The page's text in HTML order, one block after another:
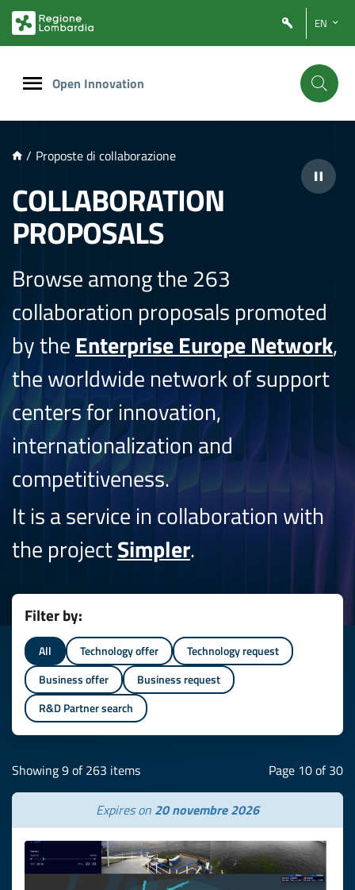
PRINCIPALE
EN
Open Innovation
/ Proposte di collaborazione
COLLABORATION
PROPOSALS
Browse among the 263
collaboration proposals promoted
by the Enterprise Europe Network,
the worldwide network of support
centers for innovation,
internationalization and
competitiveness.
It is a service in collaboration with
the projectSimpler.
Filter by:
All Technology offer
Technology request
Business offer
Business request
R&D Partner search
Showing 9 of 263 items Page 10 of 30
Expires on 20 novembre 2026